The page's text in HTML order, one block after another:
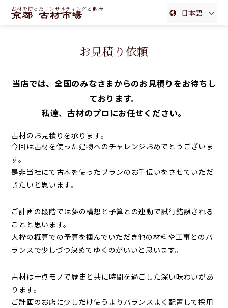
古材を使ったコンサルティングと販売
日本語
お見積り依頼
当店では、全国のみなさまからのお見積りをお待ちし
ております。
私達、古材のプロにお任せください。
古材のお見積りを承ります。
今回は古材を使った建物へのチャレンジおめでとうございま
す。
是非当社にて古木を使ったプランのお手伝いをさせていただ
きたいと思います。
ご計画の段階では夢の構想と予算との連動で試行錯誤される
ことと思います。
大枠の概算での予算を掴んでいただき他の材料や工事とのバ
ランスで少しづつ決めてゆくのがいいと思います。
古材は一点モノで歴史と共に時間を過ごした深い味わいがあ
ります。
ご計画のお店に少しだけ使うよりバランスよく配置して採用